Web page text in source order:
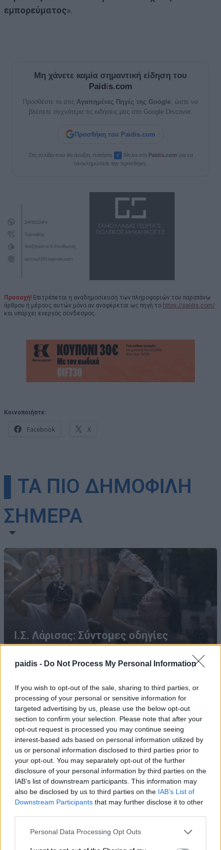
paidis - Do Not Process My Personal Information
If you wish to opt-out of the sale, sharing to third parties, or
processing of your personal or sensitive information for
targeted advertising by us, please use the below opt-out
section to confirm your selection. Please note that after your
opt-out request is processed you may continue seeing
interest-based ads based on personal information utilized by
us or personal information disclosed to third parties prior to
your opt-out. You may separately opt-out of the further
disclosure of your personal information by third parties on the
IAB’s list of downstream participants. This information may
also be disclosed by us to third parties on the IAB’s List of
Downstream Participants that may further disclose it to other
Personal Data Processing Opt Outs
εμπορεύματος».
Μη χάνετε καμία σημαντική είδηση του
Paidis.com
Προσθέστε το στις Αγαπημένες Πηγές της Google , ώστε να
βλέπετε συχνότερα τις ειδήσεις μας στο Google Discover.
Προσθήκη του Paidis.com
Στη σελίδα που θα ανοίξει, πατήστε ✓ δίπλα στο Paidis.com για να
ολοκληρώσετε την προσθήκη.
Προσοχή! Επιτρέπεται η αναδημοσίευση των πληροφοριών του παραπάνω
άρθρου ή μέρους αυτών μόνο αν αναφέρεται ως πηγή το https://paidis.com/
και υπάρχει ενεργός σύνδεσμος.
Κοινοποιήστε:
Facebook X
▌ΤΑ ΠΙΟ ΔΗΜΟΦΙΛΗ
ΣΗΜΕΡΑ
Ι.Σ. Λάρισας: Σύντομες οδηγίες
ΛΑ.ΣΥ.: Η περιφερειακή αρχή κάνει πως δεν
βλέπει την συνεχιζόμενη εδώ και χρόνια
ρύπανση του Γκουσμπασανιώτη ποταμού